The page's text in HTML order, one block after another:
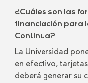
¿Cuáles son las
financiación para
Continua?
La Universidad
en efectivo,
deberá generar su